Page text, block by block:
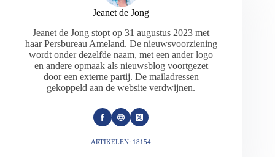
Jeanet de Jong
Jeanet de Jong stopt op 31 augustus 2023 met
haar Persbureau Ameland. De nieuwsvoorziening
wordt onder dezelfde naam, met een ander logo
en andere opmaak als nieuwsblog voortgezet
door een externe partij. De mailadressen
gekoppeld aan de website verdwijnen.
ARTIKELEN: 18154